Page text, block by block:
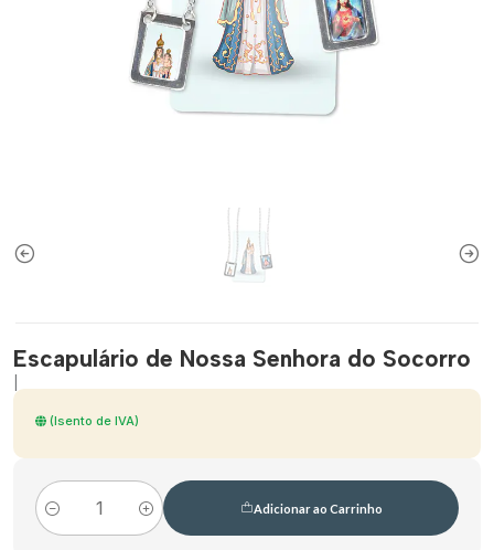
Escapulário de Nossa Senhora do Socorro
(Isento de IVA)
Quantidade
Adicionar ao Carrinho